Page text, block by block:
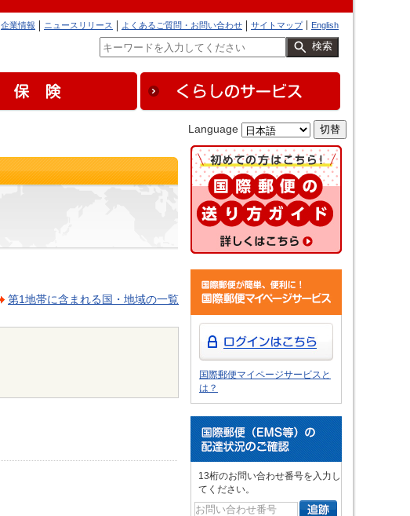
English
サイトマップ
よくあるご質問・お問い合わせ
ニュースリリース
企業情報
検索
Language
第1地帯に含まれる国・地域の一覧
国際郵便マイページサービスと
は？
13桁のお問い合わせ番号を入力し
てください。